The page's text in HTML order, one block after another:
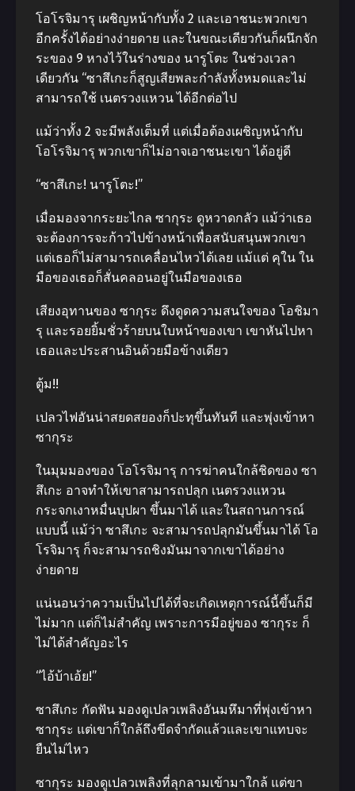
โอโรจิมารุ เผชิญหน้ากับทั้ง 2 และเอาชนะพวกเขา
อีกครั้งได้อย่างง่ายดาย และในขณะเดียวกันก็ผนึกจัก
ระของ 9 หางไว้ในร่างของ นารูโตะ ในช่วงเวลา
เดียวกัน “ซาสึเกะก็สูญเสียพละกําลังทั้งหมดและไม่
สามารถใช้ เนตรวงแหวน ได้อีกต่อไป
แม้ว่าทั้ง 2 จะมีพลังเต็มที่ แต่เมื่อต้องเผชิญหน้ากับ
โอโรจิมารุ พวกเขาก็ไม่อาจเอาชนะเขา ได้อยู่ดี
“ซาสึเกะ! นารูโตะ!”
เมื่อมองจากระยะไกล ซากุระ ดูหวาดกลัว แม้ว่าเธอ
จะต้องการจะก้าวไปข้างหน้าเพื่อสนับสนุนพวกเขา
แต่เธอก็ไม่สามารถเคลื่อนไหวได้เลย แม้แต่ คุใน ใน
มือของเธอก็สั่นคลอนอยู่ในมือของเธอ
เสียงอุทานของ ซากุระ ดึงดูดความสนใจของ โอชิมา
รุ และรอยยิ้มชั่วร้ายบนใบหน้าของเขา เขาหันไปหา
เธอและประสานอินด้วยมือข้างเดียว
ตู้ม!!
เปลวไฟอันน่าสยดสยองก็ปะทุขึ้นทันที และพุ่งเข้าหา
ซากุระ
ในมุมมองของ โอโรจิมารุ การฆ่าคนใกล้ชิดของ ซา
สึเกะ อาจทําให้เขาสามารถปลุก เนตรวงแหวน
กระจกเงาหมื่นบุปผา ขึ้นมาได้ และในสถานการณ์
แบบนี้ แม้ว่า ซาสึเกะ จะสามารถปลุกมันขึ้นมาได้ โอ
โรจิมารุ ก็จะสามารถชิงมันมาจากเขาได้อย่าง
ง่ายดาย
แน่นอนว่าความเป็นไปได้ที่จะเกิดเหตุการณ์นี้ขึ้นก็มี
ไม่มาก แต่ก็ไม่สําคัญ เพราะการมีอยู่ของ ซากุระ ก็
ไม่ได้สําคัญอะไร
“ไอ้บ้าเอ้ย!”
ซาสึเกะ กัดฟัน มองดูเปลวเพลิงอันมหึมาที่พุ่งเข้าหา
ซากุระ แต่เขาก็ใกล้ถึงขีดจํากัดแล้วและเขาแทบจะ
ยืนไม่ไหว
ซากุระ มองดูเปลวเพลิงที่ลุกลามเข้ามาใกล้ แต่ขา